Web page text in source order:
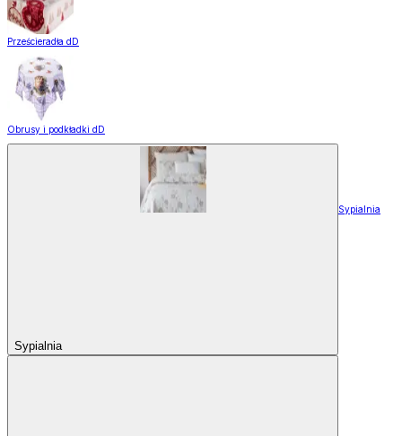
Prześcieradła dD
Obrusy i podkładki dD
Sypialnia
Sypialnia